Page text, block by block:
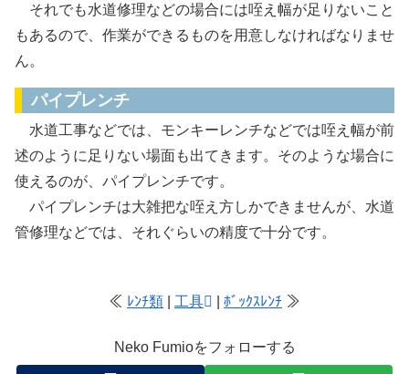
それでも水道修理などの場合には咥え幅が足りないこと
もあるので、作業ができるものを用意しなければなりませ
ん。
パイプレンチ
水道工事などでは、モンキーレンチなどでは咥え幅が前
述のように足りない場面も出てきます。そのような場合に
使えるのが、パイプレンチです。
パイプレンチは大雑把な咥え方しかできませんが、水道
管修理などでは、それぐらいの精度で十分です。
≪ ﾚﾝﾁ類 工具 ﾎﾞｯｸｽﾚﾝﾁ ≫
Neko Fumioをフォローする